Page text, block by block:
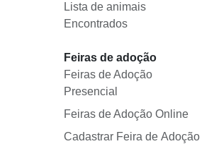
Lista de animais
Encontrados
Feiras de adoção
Feiras de Adoção
Presencial
Feiras de Adoção Online
Cadastrar Feira de Adoção